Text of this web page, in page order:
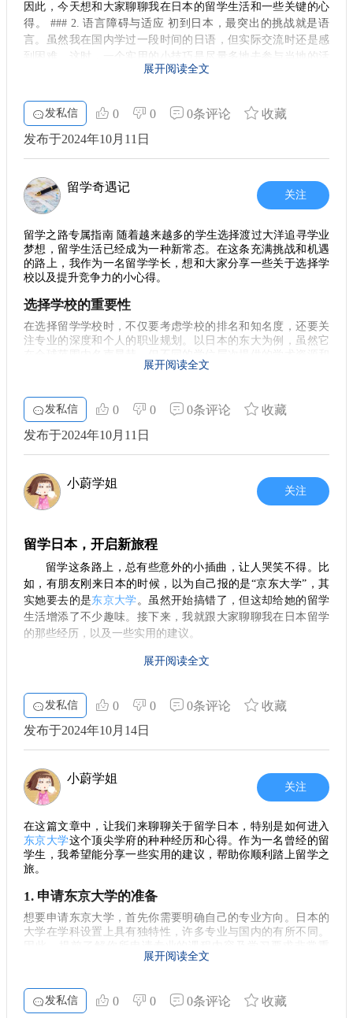
美国的机遇
不过，满怀理想的同学们也要注意到，如果你选择在日本工作
几年，攒够经验后再去美国，可能是一个更具竞争力的选择。
在美国，你能接触到更前沿的技术，博采众长。尽管技术的差
距在某种程度上存在，但灵活的思维和实践经验将弥补这些不
文化与生活的平衡
当然，留学不仅仅是为了工作，生活品质也同样重要。日本的
学的过程中，遇到的不仅是学科知识，还有丰富多彩的人生经
历。这些经历将为你将来的职业发展打下深厚的基础。
总结与行动
要在留学的旅程中取得成功，首先要明确自己的需求与目标。
不论是想要在IT行业中深耕还是追求更广泛的职业发展，东大
都为你打开了一扇门。思考清楚后，趁早行动，做好计划，坚
定信念，未来将会更加明朗。在这条路上，你一定能够走得更
远。 希望这篇文章能为你的留学选择提供一些启发。如果对留
学有更多疑问，随时欢迎交流！
因此，今天想和大家聊聊我在日本的留学生活和一些关键的心
得。 ### 2. 语言障碍与适应 初到日本，最突出的挑战就是语
言。虽然我在国内学过一段时间的日语，但实际交流时还是感
到困难。这时，一个实用的小技巧是尽量多地去参与当地的活
动，比如加入语言交换小组，结交朋友，慢慢提高口语能力。
式的差异 在学习上，我也感受到中日教育的不同。日本的课堂
往往强调参与与实践，而不是单纯的死记硬背。老师鼓励我们
提问，并与同学进行讨论，培养了我们的批判性思维和创造
力。这样的学习方式让我不仅学到知识，还提升了我的综合能
如何合理安排生活费用，也是我必须面对的挑战。日本的生活
成本相对较高，尤其是在东京。前期我做了一份预算计划，尽
里，学会理财是生存的基本技能。 ### 5. 玩转留学生活 让我印
象深刻的是，在日本的课外活动真是丰富多彩。学校组织了各
种社团，从文化交流到运动，甚至还有美食探秘。参与这些活
学生活不仅仅是学习，更是一段自我成长的旅程。 ### 6. 回国
后的反思 留学归国后，时常会想起在日本度过的那段岁月。无
论是语言能力的提升，还是对文化的理解，都让我在职场上站
得了如何适应变化。 ### 7. 总结与建议 对于想要去日本留学的
是成长的机会。在这个过程中，你不仅能够提升自己的专业能
力，还能收获珍贵的人际关系和无价的经历。 如果你对未来充
满期待，选择像 [蔚蓝留学] 这样专业的留学中介，无疑会为你
的留学之旅提供更多的支持和指导。最终的你，一定会感谢当
展开阅读全文
发私信 0 0 0条评论
收藏
发布于2024年10月11日
留学奇遇记
关注
留学之路专属指南 随着越来越多的学生选择渡过大洋追寻学业
梦想，留学生活已经成为一种新常态。在这条充满挑战和机遇
的路上，我作为一名留学学长，想和大家分享一些关于选择学
校以及提升竞争力的小心得。
选择学校的重要性
在选择留学学校时，不仅要考虑学校的排名和知名度，还要关
注专业的深度和个人的职业规划。以日本的东大为例，虽然它
人脉机会却是截然不同的。我认识的一些修士生，在学术交流
这让我意识到，学位的选择实际上会对未来的职业生涯产生深
远的影响。
职业网络的构建
界还是商界，认识对口的学长、老师、行业人士，将有助于你
日后找到满意的工作。比如，在东大的修士生中，大家往往聚
集在一些知名企业，如
等，这让他们能够获得更多实习和
学位与职业发展
在职场上，许多企业更看重的是求职者的实践经验。在我接触
的一些企业中，腾讯的产品和研发团队的人才招募，相对而言
更倾向于那些技术过硬、具备实际操作经验的求职者。有时
候，具备直接的实习经历，能让你在众多应聘者中脱颖而出。
这让我反思，走出校园不久，我最初的学历并不是我日后工作
在留学期间，我深刻感受到，提升自己的实际能力远比单纯追
求高学历要来的实际。在东东大，我参与了不少科研项目和团
队合作，这些经历不仅让我增长了见识，还锻炼了我的团队合
更加自信。
总结与展望
留学生活是一次宝贵的成长经历，每个人的选择和挑战都不尽
相同。在选择学校时，要清楚自己的理想与职业发展方向；在
留学过程中，积极拓展人际网络，提升实际能力。无论怎样，
坚持自己的追求，一步一步走向梦想，终将成就美好的未来。
希望我的这些观点能够帮助到即将踏上留学之路的你们，愿你
们都能在异国他乡收获梦想与成长。
展开阅读全文
发私信 0 0 0条评论
收藏
发布于2024年10月11日
小蔚学姐
关注
留学日本，开启新旅程
留学这条路上，总有些意外的小插曲，让人哭笑不得。比
如，有朋友刚来日本的时候，以为自己报的是“京东大学”，其
实她要去的是东京大学 。虽然开始搞错了，但这却给她的留学
生活增添了不少趣味。接下来，我就跟大家聊聊我在日本留学
的那些经历，以及一些实用的建议。
首先，了解日本的教育体系和文化是不可或缺的一步。像东京
大学这样的一流学府，除了入学考试外，还需要掌握一定的日
语水平。因此，提前学习日语，无论是自学还是报名培训班，
都会让你的留学生活更顺利。 同时，申请材料也要提前准备
出你的特色和对专业的热爱，这会帮助你在众多申请者中脱颖
而出。
2. 在日本的生活所需
到达日本后，你会发现这里的生活方式与国内有很大不
同。首要的一点就是固定开支，尤其是住宿和饮食。日本的物
吃，或者便利店的便当，既美味又能省下不少钱。 另外，建议
你下载一些生活必备的应用，比如交通导航和外卖平台，这会
让你在陌生的城市中游刃有余。记得保持开放的心态，多尝试
3. 学习与资源
在学习上，日本的教育注重实践与创新。课堂上的讨论常
展开阅读全文
发私信 0 0 0条评论
收藏
发布于2024年10月14日
小蔚学姐
关注
在这篇文章中，让我们来聊聊关于留学日本，特别是如何进入
东京大学这个顶尖学府的种种经历和心得。作为一名曾经的留
学生，我希望能分享一些实用的建议，帮助你顺利踏上留学之
旅。
1. 申请东京大学的准备
想要申请东京大学，首先你需要明确自己的专业方向。日本的
大学在学科设置上具有独特性，许多专业与国内的有所不同。
要。可以通过学校官网、社交媒体以及留学论坛获取相关信
数热门专业会对申请者的成绩有较高的要求。为了提高竞争
力，建议你在本科阶段努力提高自己的GPA，尤其是在相关课
展开阅读全文
发私信 0 0 0条评论 收藏